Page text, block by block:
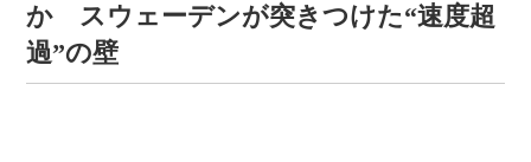
か スウェーデンが突きつけた“速度超
過”の壁